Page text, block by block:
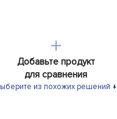
＋
Добавьте продукт
для сравнения
из похожих решений ↓